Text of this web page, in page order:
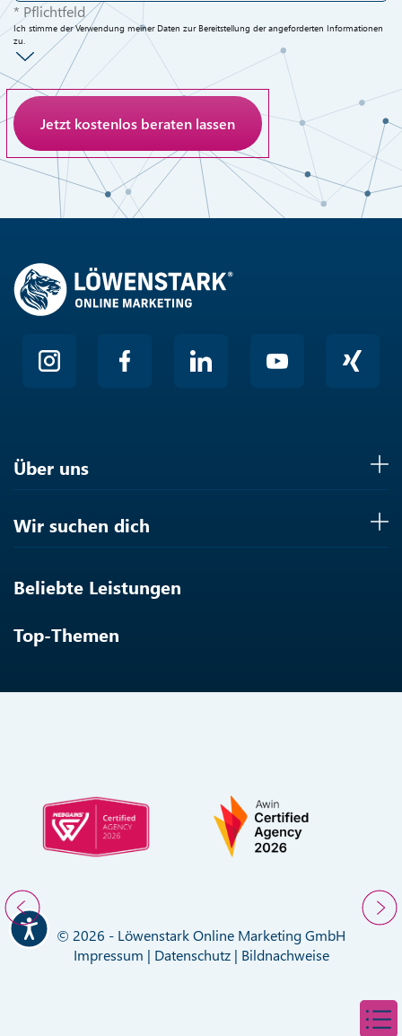
* Pflichtfeld
Ich stimme der Verwendung meiner Daten zur Bereitstellung der angeforderten Informationen
zu.
Anti-Roboter-Verifizierung
Hier klicken
Über uns
Wir suchen dich
Beliebte Leistungen
Top-Themen
© 2026 - Löwenstark Online Marketing GmbH
Impressum | Datenschutz| Bildnachweise